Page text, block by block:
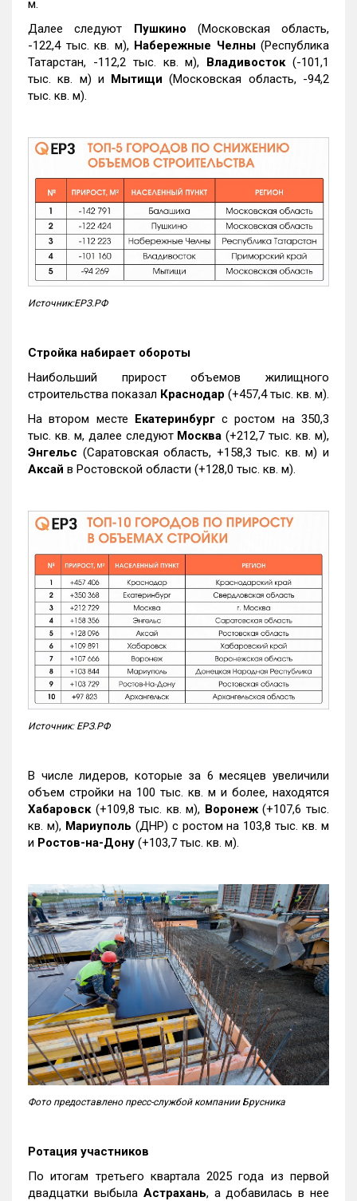
м.
Далее следуют Пушкино (Московская область,
-122,4 тыс. кв. м), Набережные Челны(Республика
Татарстан, -112,2 тыс. кв. м), Владивосток(-101,1
тыс. кв. м) и Мытищи (Московская область, -94,2
тыс. кв. м).
Источник:ЕРЗ.РФ
Стройка набирает обороты
Наибольший прирост объемов жилищного
строительства показал Краснодар (+457,4 тыс. кв. м).
На втором месте
Екатеринбургс ростом на 350,3
тыс. кв. м, далее следуют Москва (+212,7 тыс. кв. м),
Энгельс (Саратовская область, +158,3 тыс. кв. м) и
Аксай в Ростовской области (+128,0 тыс. кв. м).
Источник: ЕРЗ.РФ
В числе лидеров, которые за 6 месяцев увеличили
объем стройки на 100 тыс. кв. м и более, находятся
Хабаровск (+109,8 тыс. кв. м), Воронеж(+107,6 тыс.
кв. м), Мариуполь (ДНР) с ростом на 103,8 тыс. кв. м
и Ростов-на-Дону (+103,7 тыс. кв. м).
Фото предоставлено пресс-службой компании Брусника
Ротация участников
По итогам третьего квартала 2025 года из первой
двадцатки выбыла Астрахань, а добавилась в нее